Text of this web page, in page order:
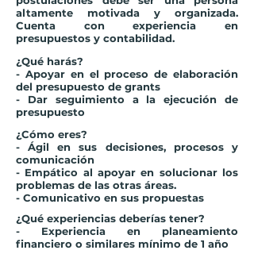
altamente motivada y organizada.
Cuenta con experiencia en
presupuestos y contabilidad.
¿Qué harás?
- Apoyar en el proceso de elaboración
del presupuesto de grants
- Dar seguimiento a la ejecución de
presupuesto
¿Cómo eres?
- Ágil en sus decisiones, procesos y
comunicación
- Empático al apoyar en solucionar los
problemas de las otras áreas.
- Comunicativo en sus propuestas
¿Qué experiencias deberías tener?
- Experiencia en planeamiento
financiero o similares mínimo de 1 año